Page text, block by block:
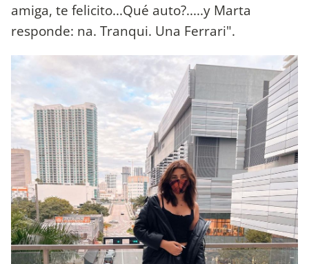
amiga, te felicito...Qué auto?.....y Marta
responde: na. Tranqui. Una Ferrari".